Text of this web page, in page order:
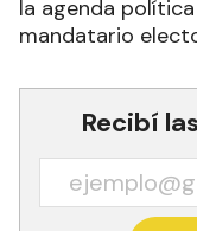
la agenda
mandatario
Recibí